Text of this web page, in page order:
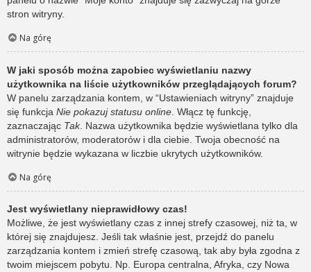
stron witryny.
Na górę
W jaki sposób można zapobiec wyświetlaniu nazwy
użytkownika na liście użytkowników przeglądających forum?
W panelu zarządzania kontem, w “Ustawieniach witryny” znajduje
się funkcja Nie pokazuj statusu online . Włącz tę funkcję,
zaznaczając Tak. Nazwa użytkownika będzie wyświetlana tylko dla
administratorów, moderatorów i dla ciebie. Twoja obecność na
witrynie będzie wykazana w liczbie ukrytych użytkowników.
Na górę
Jest wyświetlany nieprawidłowy czas!
Możliwe, że jest wyświetlany czas z innej strefy czasowej, niż ta, w
której się znajdujesz. Jeśli tak właśnie jest, przejdź do panelu
zarządzania kontem i zmień strefę czasową, tak aby była zgodna z
twoim miejscem pobytu. Np. Europa centralna, Afryka, czy Nowa